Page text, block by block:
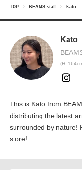
TOP > BEAMS staff > Kato
Kato
(H:
This is Kato from
distributing the latest
surrounded by nature!
store!